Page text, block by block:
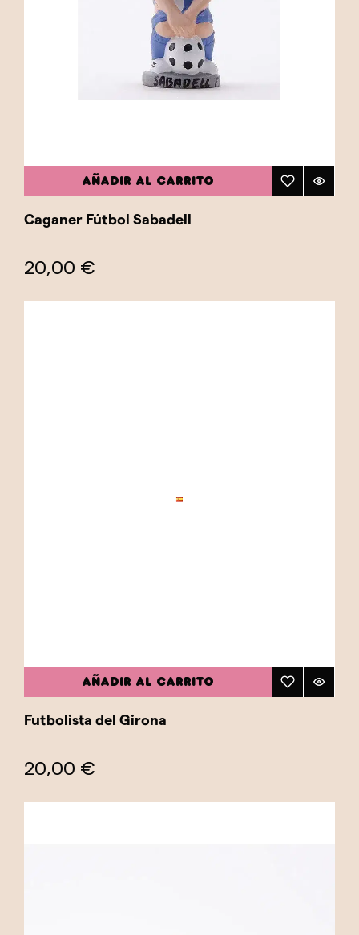
AÑADIR AL CARRITO
Caganer Fútbol Sabadell
20,00 €
AÑADIR AL CARRITO
Futbolista del Girona
20,00 €